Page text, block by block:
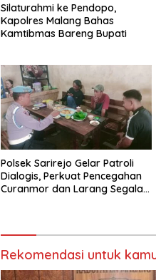
Silaturahmi ke Pendopo,
Kapolres Malang Bahas
Kamtibmas Bareng Bupati
Polsek Sarirejo Gelar Patroli
Dialogis, Perkuat Pencegahan
Curanmor dan Larang Segala
Rekomendasi untuk